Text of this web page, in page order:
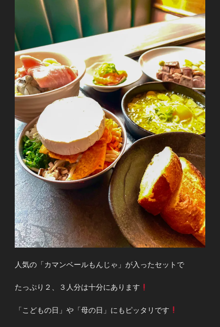
人気の「カマンベールもんじゃ」が入ったセットで
たっぷり２、３人分は十分にあります
「こどもの日」や「母の日」にもピッタリです